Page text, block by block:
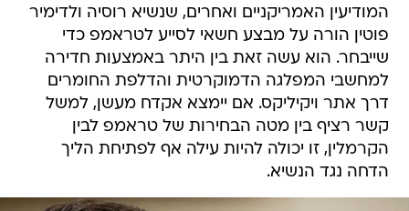
המודיעין האמריקניים ואחרים, שנשיא רוסיה ולדימיר
פוטין הורה על מבצע חשאי לסייע לטראמפ כדי
שייבחר. הוא עשה זאת בין היתר באמצעות חדירה
למחשבי המפלגה הדמוקרטית והדלפת החומרים
דרך אתר ויקיליקס. אם יימצא אקדח מעשן, למשל
קשר רציף בין מטה הבחירות של טראמפ לבין
הקרמלין, זו יכולה להיות עילה אף לפתיחת הליך
הדחה נגד הנשיא.